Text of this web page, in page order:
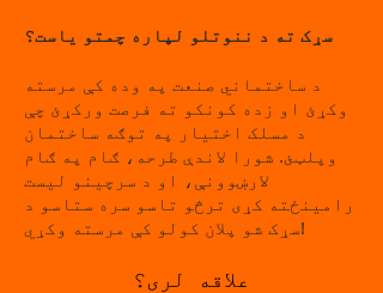
سړک ته د ننوتلو لپاره چمتو یاست؟
د ساختماني صنعت په وده کې مرسته
وکړئ او زده کونکو ته فرصت ورکړئ چې
د مسلک اختیار په توګه ساختمان
وپلټئ. شورا لاندې طرحه، ګام په ګام
لارښوونې، او د سرچینو لیست
رامینځته کړی ترڅو تاسو سره ستاسو د
سړک شو پلان کولو کې مرسته وکړي!
علاقه لری؟